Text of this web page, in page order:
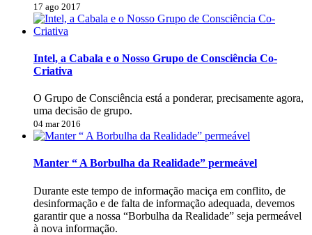
17 ago 2017
Intel, a Cabala e o Nosso Grupo de Consciência Co-
Criativa
O Grupo de Consciência está a ponderar, precisamente agora,
uma decisão de grupo.
04 mar 2016
Manter “ A Borbulha da Realidade” permeável
Durante este tempo de informação maciça em conflito, de
desinformação e de falta de informação adequada, devemos
garantir que a nossa “Borbulha da Realidade” seja permeável
à nova informação.